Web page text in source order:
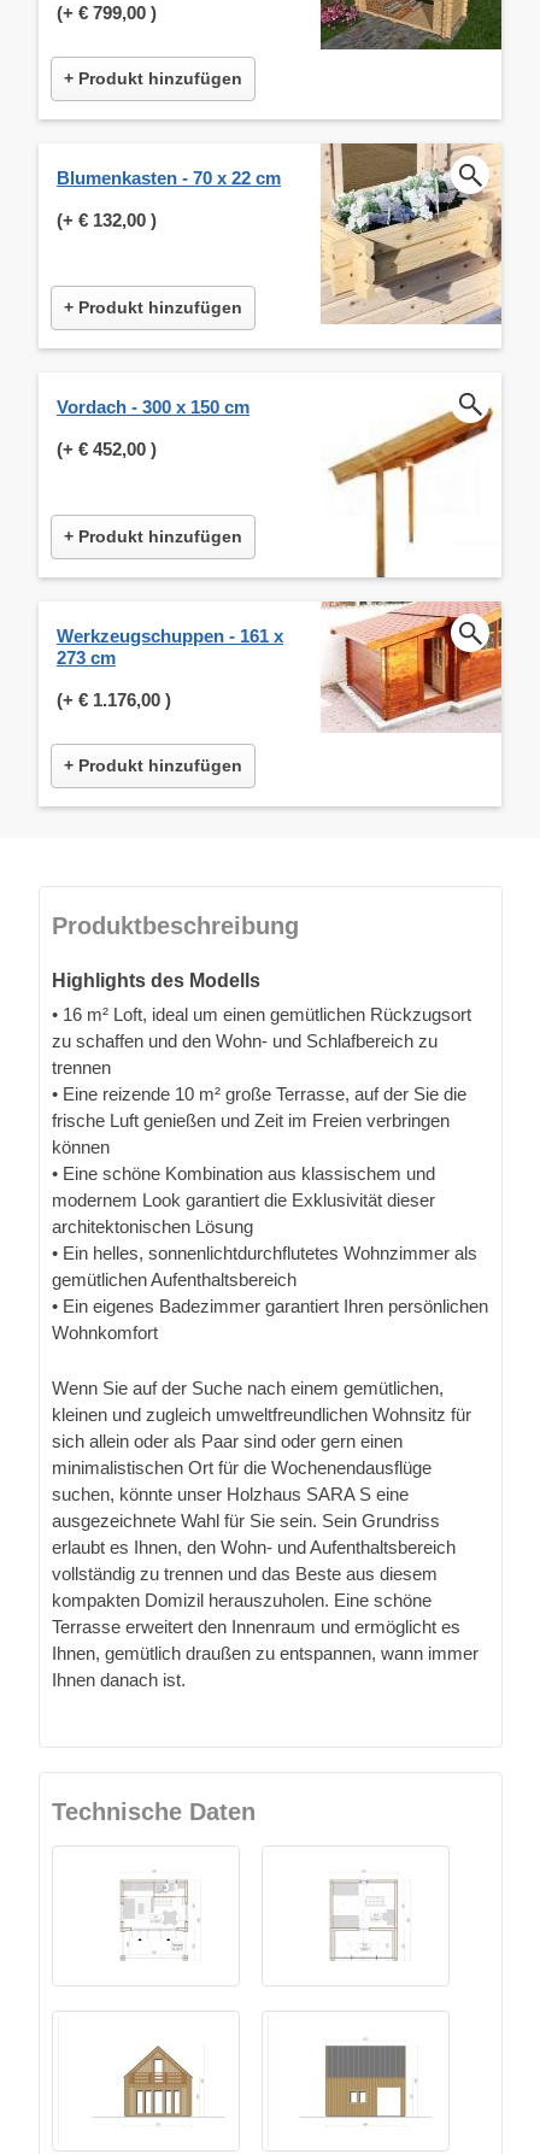
(+ € 799,00 )
+ Produkt hinzufügen
Blumenkasten - 70 x 22 cm
(+ € 132,00 )
+ Produkt hinzufügen
Vordach - 300 x 150 cm
(+ € 452,00 )
+ Produkt hinzufügen
Werkzeugschuppen - 161 x
273 cm
(+ € 1.176,00 )
+ Produkt hinzufügen
Produktbeschreibung
Highlights des Modells
• 16 m² Loft, ideal um einen gemütlichen Rückzugsort
zu schaffen und den Wohn- und Schlafbereich zu
trennen
• Eine reizende 10 m² große Terrasse, auf der Sie die
frische Luft genießen und Zeit im Freien verbringen
können
• Eine schöne Kombination aus klassischem und
modernem Look garantiert die Exklusivität dieser
architektonischen Lösung
• Ein helles, sonnenlichtdurchflutetes Wohnzimmer als
gemütlichen Aufenthaltsbereich
• Ein eigenes Badezimmer garantiert Ihren persönlichen
Wohnkomfort
Wenn Sie auf der Suche nach einem gemütlichen,
kleinen und zugleich umweltfreundlichen Wohnsitz für
sich allein oder als Paar sind oder gern einen
minimalistischen Ort für die Wochenendausflüge
suchen, könnte unser Holzhaus SARA S eine
ausgezeichnete Wahl für Sie sein. Sein Grundriss
erlaubt es Ihnen, den Wohn- und Aufenthaltsbereich
vollständig zu trennen und das Beste aus diesem
kompakten Domizil herauszuholen. Eine schöne
Terrasse erweitert den Innenraum und ermöglicht es
Ihnen, gemütlich draußen zu entspannen, wann immer
Ihnen danach ist.
Technische Daten